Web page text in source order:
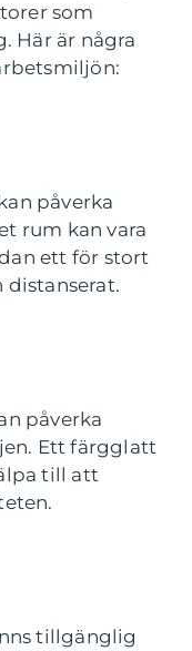
som
Här är några
påverka
rum kan vara
ett för stort
distanserat.
påverka
Ett färgglatt
till att
tillgänglig